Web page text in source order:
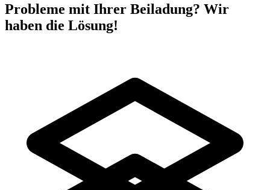
Probleme mit Ihrer Beiladung? Wir
haben die Lösung!